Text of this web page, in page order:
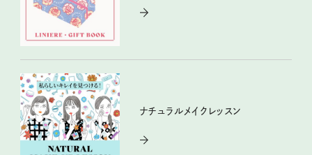
ナチュラルメイクレッスン